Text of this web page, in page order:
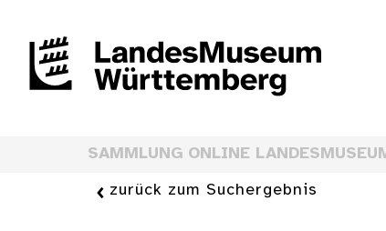
SAMMLUNG ONLINE
zurück zum Suchergebnis